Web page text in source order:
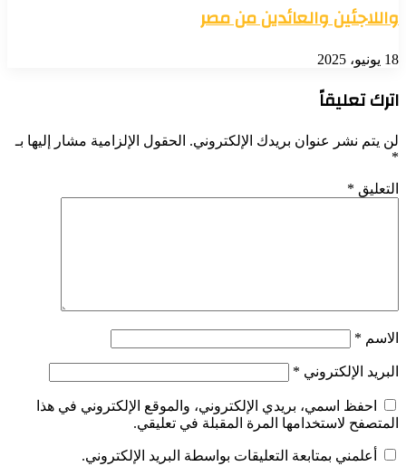
واللاجئين والعائدين من مصر
18 يونيو، 2025
اترك تعليقاً
لن يتم نشر عنوان بريدك الإلكتروني. الحقول الإلزامية مشار إليها بـ
*
التعليق *
الاسم *
البريد الإلكتروني *
احفظ اسمي، بريدي الإلكتروني، والموقع الإلكتروني في هذا
المتصفح لاستخدامها المرة المقبلة في تعليقي.
أعلمني بمتابعة التعليقات بواسطة البريد الإلكتروني.